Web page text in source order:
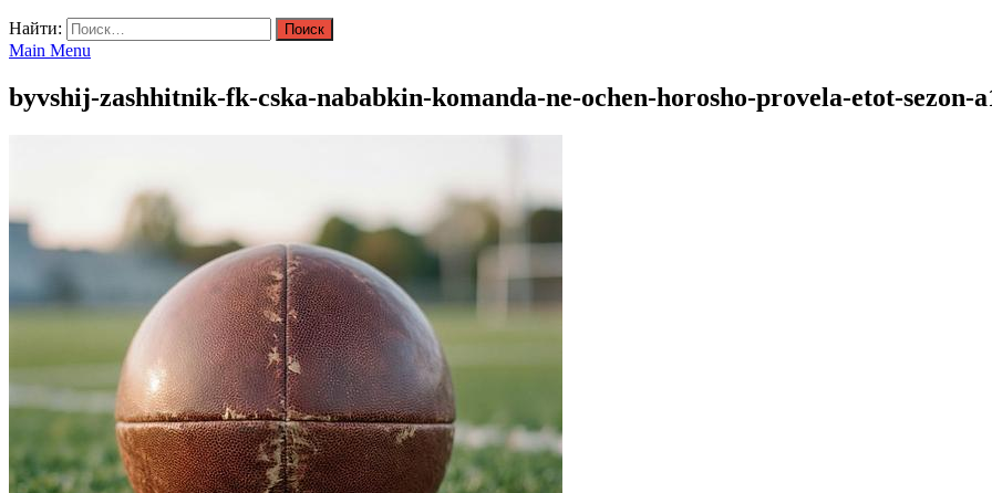
Найти:
Main Menu
byvshij-zashhitnik-fk-cska-nababkin-komanda-ne-ochen-horosho-provela-etot-sezon-